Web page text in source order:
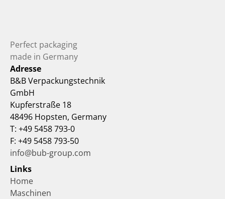
Perfect packaging
made in Germany
Adresse
B&B Verpackungstechnik
GmbH
Kupferstraße 18
48496 Hopsten, Germany
T: +49 5458 793-0
F: +49 5458 793-50
info@bub-group.com
Links
Home
Maschinen